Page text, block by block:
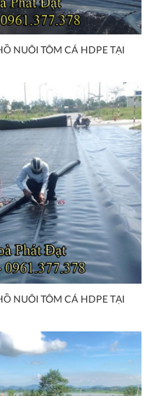
NUÔI TÔM CÁ HDPE TẠI
NUÔI TÔM CÁ HDPE TẠI